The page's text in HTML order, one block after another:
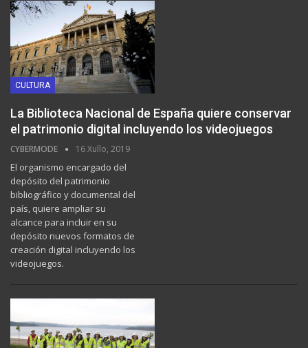
CULTURA
La Biblioteca Nacional de España quiere conservar
el patrimonio digital incluyendo los videojuegos
CYBERMODE 16 Xullo, 2019
El organismo encargado del
depósito del patrimonio
bibliográfico y documental del
país, quiere ampliar su
alcance para incluir en su
depósito nuevos formatos de
creación digital incluyendo los
videojuegos.